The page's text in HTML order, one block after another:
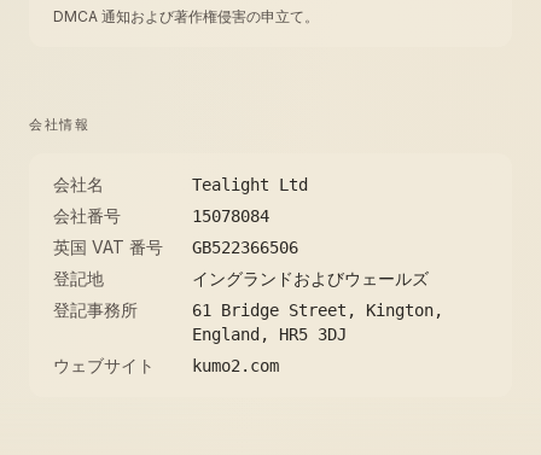
DMCA 通知および著作権侵害の申立て。
会社情報
会社名 Tealight Ltd
会社番号 15078084
英国 VAT 番号 GB522366506
登記地 イングランドおよびウェールズ
登記事務所
61 Bridge Street, Kington,
England, HR5 3DJ
ウェブサイト kumo2.com